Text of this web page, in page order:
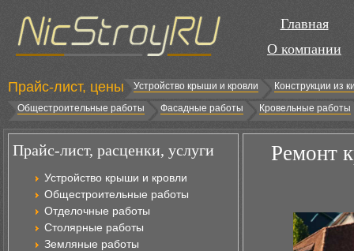
Главная
О компании
Прайс-лист, цены Устройство крыши и кровли
Конструкции из
Общестроительные работы
Фасадные работы Кровельные работы
Прайс-лист, расценки, услуги
Устройство крыши и кровли
Общестроительные работы
Отделочные работы
Столярные работы
Земляные работы
Ремонт